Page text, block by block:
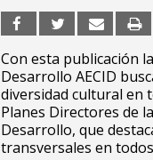
Con esta publicación
Desarrollo AECID
diversidad cultural en
Planes Directores de
Desarrollo, que
transversales en